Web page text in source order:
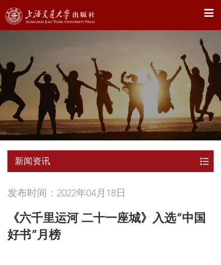
X
新闻资讯
发布时间：2022年04月18日
《六千里运河 二十一座城》入选“中国
好书”月榜